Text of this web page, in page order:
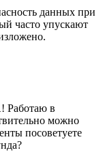
данных при
часто упускают
Работаю в
можно
посоветуете